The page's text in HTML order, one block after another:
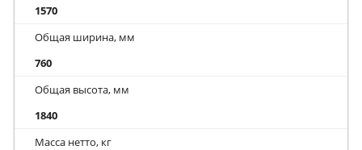
1570
Общая ширина, мм
760
Общая высота, мм
1840
Масса нетто, кг